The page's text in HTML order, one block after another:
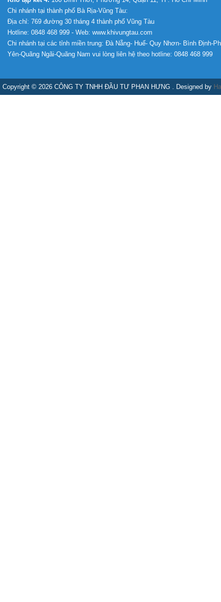
Chi nhánh tại thành phố Bà Rịa-Vũng Tàu:
Địa chỉ: 769 đường 30 tháng 4 thành phố Vũng Tàu
Hotline: 0848 468 999 - Web: www.khivungtau.com
Chi nhánh tại các tỉnh miền trung: Đà Nẵng- Huế- Quy Nhơn- Bình Định-
Yên-Quãng Ngãi-Quãng Nam vui lòng liên hệ theo hotline: 0848 468 999
Copyright © 2026 CÔNG TY TNHH ĐẦU TƯ PHAN HƯNG . Designed by